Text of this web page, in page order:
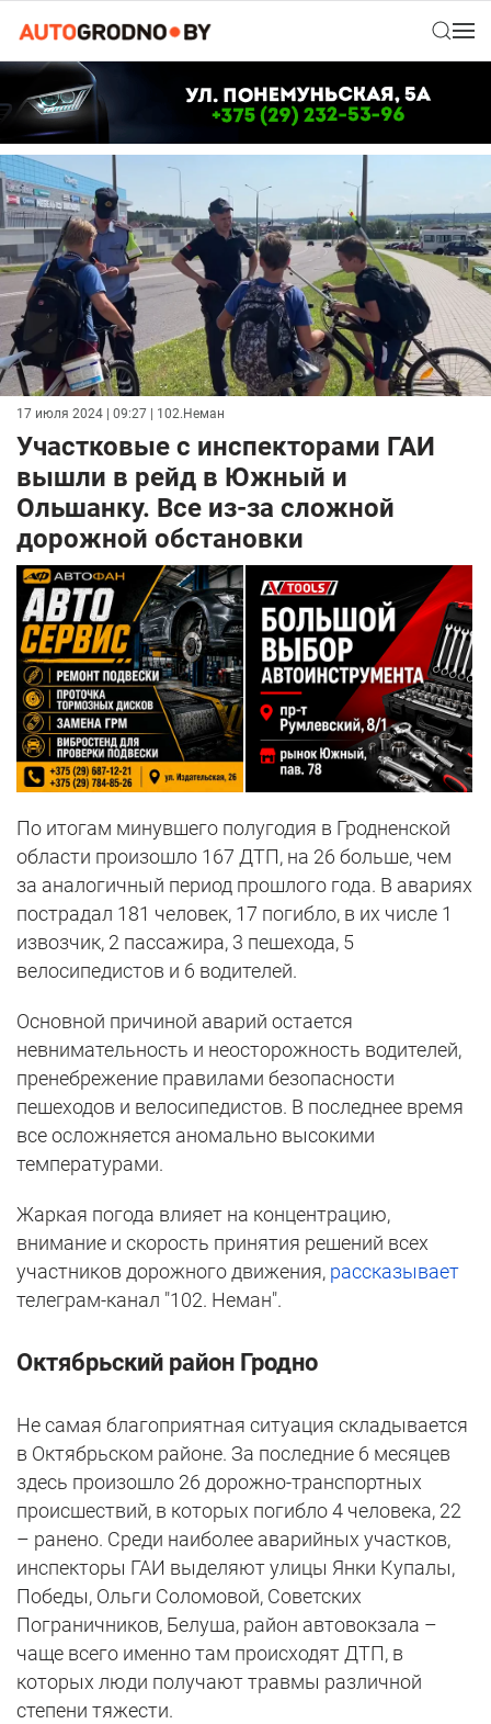
17 июля 2024 | 09:27 | 102.Неман
Участковые с инспекторами ГАИ
вышли в рейд в Южный и
Ольшанку. Все из-за сложной
дорожной обстановки
По итогам минувшего полугодия в Гродненской
области произошло 167 ДТП, на 26 больше, чем
за аналогичный период прошлого года. В авариях
пострадал 181 человек, 17 погибло, в их числе 1
извозчик, 2 пассажира, 3 пешехода, 5
велосипедистов и 6 водителей.
Основной причиной аварий остается
невнимательность и неосторожность водителей,
пренебрежение правилами безопасности
пешеходов и велосипедистов. В последнее время
все осложняется аномально высокими
температурами.
Жаркая погода влияет на концентрацию,
внимание и скорость принятия решений всех
участников дорожного движения, рассказывает
телеграм-канал "102. Неман".
Октябрьский район Гродно
Не самая благоприятная ситуация складывается
в Октябрьском районе. За последние 6 месяцев
здесь произошло 26 дорожно-транспортных
происшествий, в которых погибло 4 человека, 22
– ранено. Среди наиболее аварийных участков,
инспекторы ГАИ выделяют улицы Янки Купалы,
Победы, Ольги Соломовой, Советских
Пограничников, Белуша, район автовокзала –
чаще всего именно там происходят ДТП, в
которых люди получают травмы различной
степени тяжести.